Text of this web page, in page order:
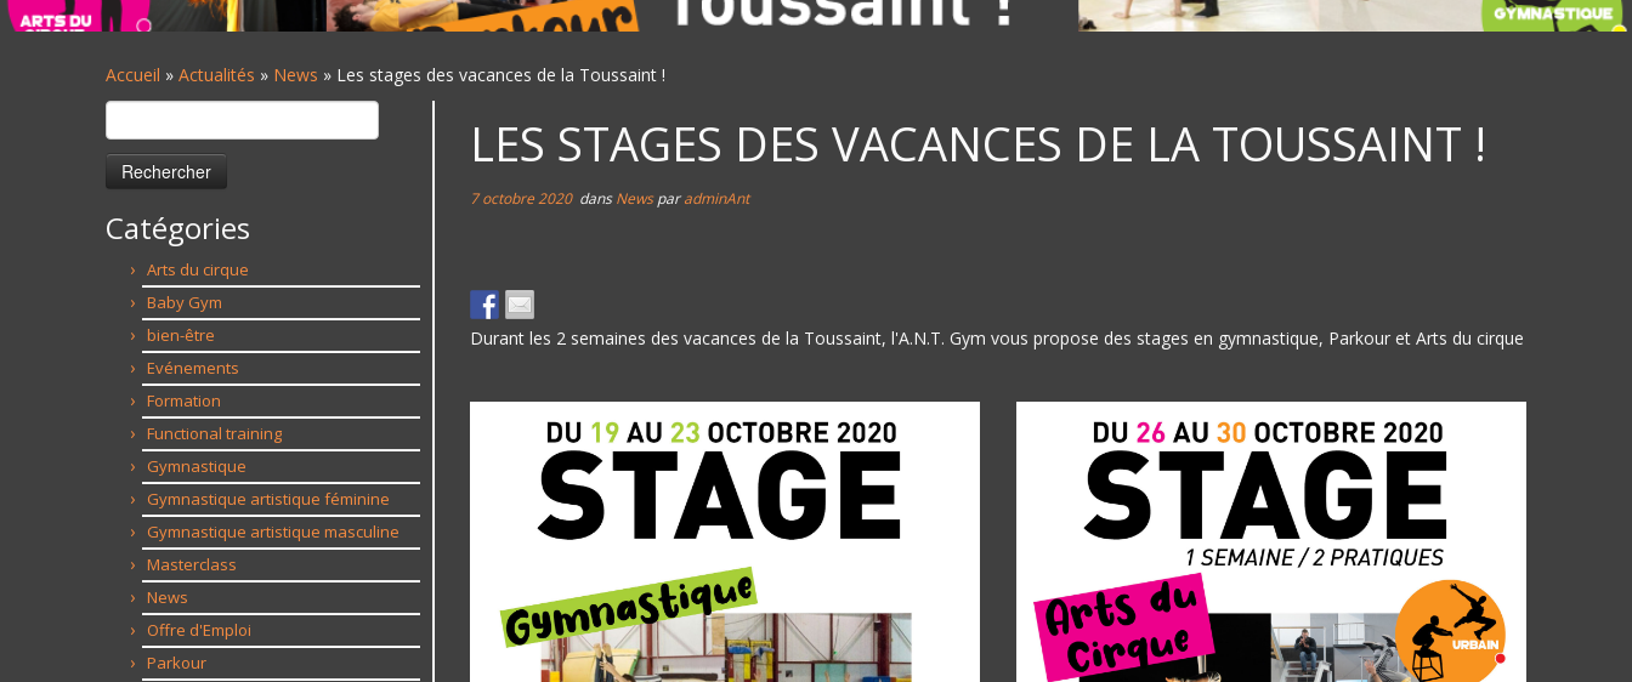
Accueil » Actualités » News » Les stages des vacances de la Toussaint !
Rechercher :
Catégories
Arts du cirque
Baby Gym
bien-être
Evénements
Formation
Functional training
Gymnastique
Gymnastique artistique féminine
Gymnastique artistique masculine
Masterclass
News
Offre d'Emploi
Parkour
LES STAGES DES VACANCES DE LA TOUSSAINT !
7 octobre 2020dansNewsparadminAnt
Durant les 2 semaines des vacances de la Toussaint, l'A.N.T. Gym vous propose des stages en gymnastique, Parkour et Arts du cirque